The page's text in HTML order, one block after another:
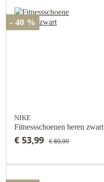
- 40 %
NIKE
Fitnessschoenen heren zwart
€ 53,99 € 89,99